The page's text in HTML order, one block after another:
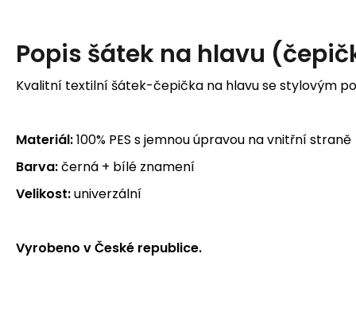
Popis šátek na hlavu
Kvalitní textilní šátek-čepička na hlavu se stylovým
Materiál:100% PES s jemnou úpravou na vnitřní straně
Barva:černá + bílé znamení
Velikost:univerzální
Vyrobeno v České republice.